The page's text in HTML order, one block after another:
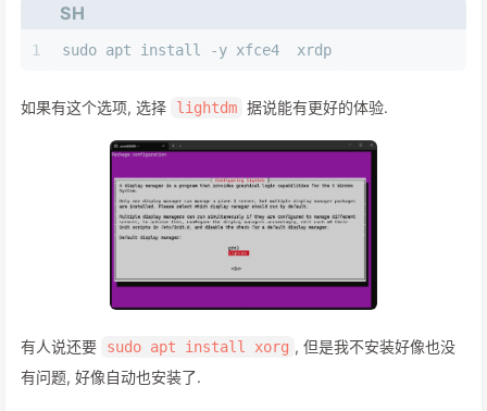
SH
1 sudo apt install -y xfce4  xrdp
如果有这个选项, 选择 lightdm 据说能有更好的体验.
有人说还要 sudo apt install xorg , 但是我不安装好像也没
有问题, 好像自动也安装了.